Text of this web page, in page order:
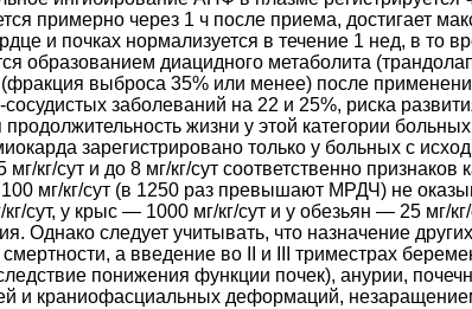
примерно через 1 ч после приема, достигает
и почках нормализуется в течение 1 нед, в то
образованием диацидного метаболита
выброса 35% или менее) после
заболеваний на 22 и 25%, риска
жизни у этой категории
зарегистрировано только у больных с
кг/сут и до 8 мг/кг/сут соответственно
мг/кг/сут (в 1250 раз превышают МРДЧ) не
сут, у крыс — 1000 мг/кг/сут и у обезьян — 25 мг/
Однако следует учитывать, что назначение
а введение во II и III триместрах
понижения функции почек), анурии,
и краниофасциальных деформаций,